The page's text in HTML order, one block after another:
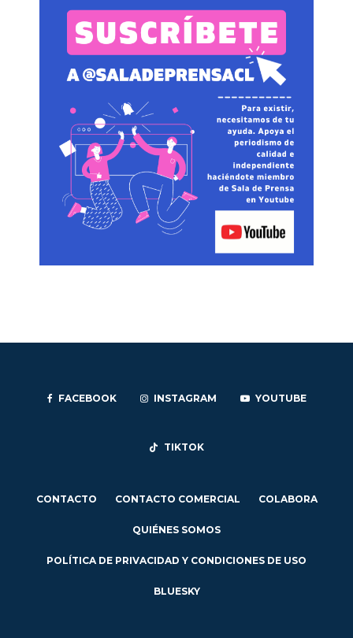
FACEBOOK INSTAGRAM YOUTUBE
TIKTOK
CONTACTO CONTACTO COMERCIAL COLABORA
QUIÉNES SOMOS
POLÍTICA DE PRIVACIDAD Y CONDICIONES DE USO
BLUESKY